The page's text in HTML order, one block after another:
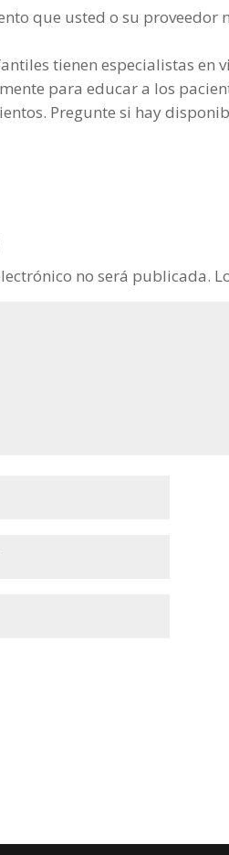
que usted o su proveedor
tienen especialistas en
para educar a los
Pregunte si hay
no será publicada.